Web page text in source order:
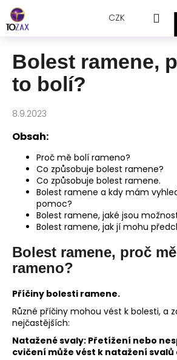
Přejít
obsah
CZK
Bolest ramene,
to bolí?
8.9.2023
Obsah:
Proč mě bolí rameno?
Co způsobuje bolest ramene?
Co způsobuje bolest ramene.
Bolest ramene a kdy mám
pomoc?
Bolest ramene, jaké jsou
Bolest ramene, jak jí mohu
Bolest ramene, proč
rameno?
Příčiny bolesti ramene.
Různé příčiny mohou vést k bolesti, a
nejčastějších:
Natažené svaly: Přetížení nebo
cvičení může vést k natažení
o
C
o
o
t
ř
e
n
a
í
t
?